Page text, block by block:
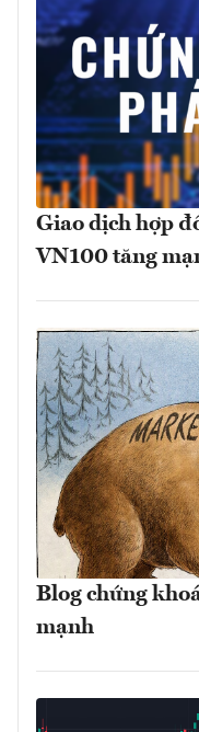
Giao dịch hợp
VN100 tăng
Blog chứng
mạnh